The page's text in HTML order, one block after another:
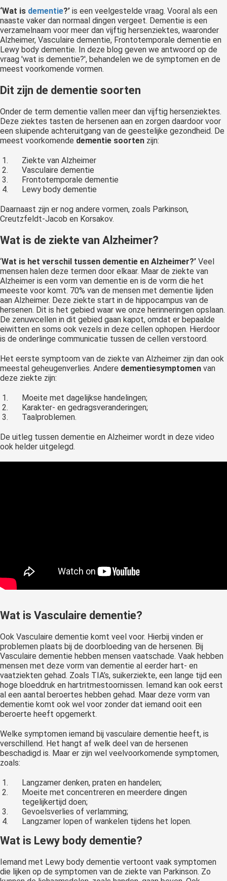
‘Wat is dementie?’ is een veelgestelde vraag. Vooral als een
naaste vaker dan normaal dingen vergeet. Dementie is een
verzamelnaam voor meer dan vijftig hersenziektes, waaronder
Alzheimer, Vasculaire dementie, Frontotemporale dementie en
Lewy body dementie. In deze blog geven we antwoord op de
vraag 'wat is dementie?', behandelen we de symptomen en de
meest voorkomende vormen.
Dit zijn de dementie soorten
Onder de term dementie vallen meer dan vijftig hersenziektes.
Deze ziektes tasten de hersenen aan en zorgen daardoor voor
een sluipende achteruitgang van de geestelijke gezondheid. De
meest voorkomende dementie soorten zijn:
Ziekte van Alzheimer
Vasculaire dementie
Frontotemporale dementie
Lewy body dementie
Daarnaast zijn er nog andere vormen, zoals Parkinson,
Creutzfeldt-Jacob en Korsakov.
Wat is de ziekte van Alzheimer?
‘Wat is het verschil tussen dementie en Alzheimer?’ Veel
mensen halen deze termen door elkaar. Maar de ziekte van
Alzheimer is een vorm van dementie en is de vorm die het
meeste voor komt. 70% van de mensen met dementie lijden
aan Alzheimer. Deze ziekte start in de hippocampus van de
hersenen. Dit is het gebied waar we onze herinneringen opslaan.
De zenuwcellen in dit gebied gaan kapot, omdat er bepaalde
eiwitten en soms ook vezels in deze cellen ophopen. Hierdoor
is de onderlinge communicatie tussen de cellen verstoord.
Het eerste symptoom van de ziekte van Alzheimer zijn dan ook
meestal geheugenverlies. Andere dementiesymptomen van
deze ziekte zijn:
Moeite met dagelijkse handelingen;
Karakter- en gedragsveranderingen;
Taalproblemen.
De uitleg tussen dementie en Alzheimer wordt in deze video
ook helder uitgelegd.
Wat is Vasculaire dementie?
Ook Vasculaire dementie komt veel voor. Hierbij vinden er
problemen plaats bij de doorbloeding van de hersenen. Bij
Vasculaire dementie hebben mensen vaatschade. Vaak hebben
mensen met deze vorm van dementie al eerder hart- en
vaatziekten gehad. Zoals TIA’s, suikerziekte, een lange tijd een
hoge bloeddruk en hartritmestoornissen. Iemand kan ook eerst
al een aantal beroertes hebben gehad. Maar deze vorm van
dementie komt ook wel voor zonder dat iemand ooit een
beroerte heeft opgemerkt.
Welke symptomen iemand bij vasculaire dementie heeft, is
verschillend. Het hangt af welk deel van de hersenen
beschadigd is. Maar er zijn wel veelvoorkomende symptomen,
zoals:
Langzamer denken, praten en handelen;
Moeite met concentreren en meerdere dingen
tegelijkertijd doen;
Gevoelsverlies of verlamming;
Langzamer lopen of wankelen tijdens het lopen.
Wat is Lewy body dementie?
Iemand met Lewy body dementie vertoont vaak symptomen
die lijken op de symptomen van de ziekte van Parkinson. Zo